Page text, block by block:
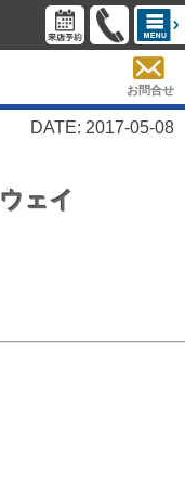
お問合せ
DATE: 2017-05-08
ェイ